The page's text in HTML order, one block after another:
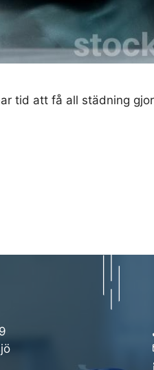
tid att få all städning